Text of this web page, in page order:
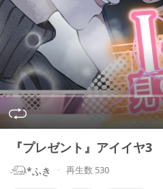
『プレゼント』アイイヤ3
𓃰*ふき 再生数 530